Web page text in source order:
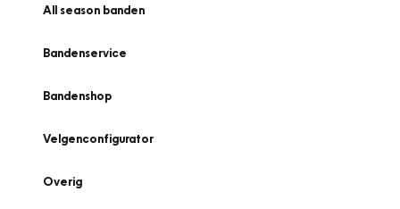
All season banden
Bandenservice
Bandenshop
Velgenconfigurator
Overig